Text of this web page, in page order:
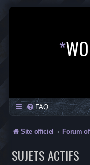
*
FAQ
Site officiel
SUJETS ACTIFS